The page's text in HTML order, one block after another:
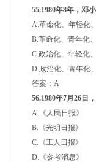
55.1980年8年，邓
A.革命化、年轻化
B.革命化、青年化
C.政治化、年轻化
D.政治化、青年化
答案：A
56.1980年7月26日，
A.《人民日报》
B.《光明日报》
C.《工人日报》
D.《参考消息》